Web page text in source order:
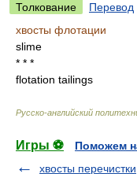
Толкование
Перевод
хвосты флотации
slime
* * *
flotation tailings
Русско-английский
Игры ⚽
Поможем
хвосты перечистки